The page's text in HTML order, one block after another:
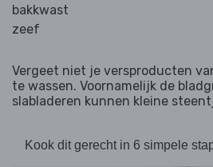
bakkwast
zeef
Vergeet niet je versproducten
te wassen. Voornamelijk de
slabladeren kunnen kleine
Kook dit gerecht in 6 simpele